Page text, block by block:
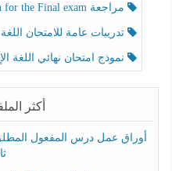
مراجعة Preparation for the Final exam اللغة الإنجليزية الصف الرابع الفصل الثالث
تدريبات عامة للامتحان اللغة
نموذج امتحان نهائي اللغة
أكثر
أوراق عمل درس المفعول